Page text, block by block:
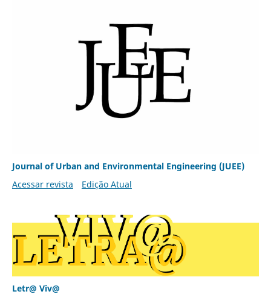
Journal of Urban and Environmental Engineering (JUEE)
Acessar revista
Edição Atual
Letr@ Viv@